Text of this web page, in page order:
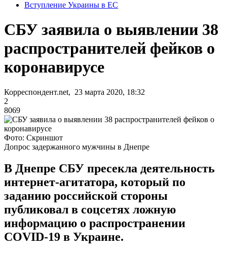
Вступление Украины в ЕС
СБУ заявила о выявлении 38
распространителей фейков о
коронавирусе
Корреспондент.net, 23 марта 2020, 18:32
2
8069
Фото: Скриншот
Допрос задержанного мужчины в Днепре
В Днепре СБУ пресекла деятельность
интернет-агитатора, который по
заданию российской стороны
публиковал в соцсетях ложную
информацию о распространении
COVID-19 в Украине.